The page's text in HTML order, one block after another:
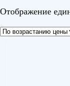
Отображение